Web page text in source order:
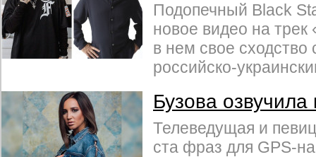
Подопечный Black
новое видео на трек
в нем свое сходство
российско-
Бузова озвучила
Телеведущая и
ста фраз для GPS-